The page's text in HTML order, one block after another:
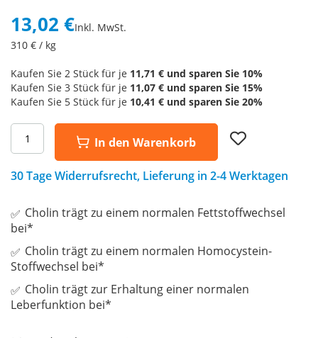
13,02 €Inkl. MwSt.
310 € / kg
Kaufen Sie 2 Stück für je 11,71 € und sparen Sie 10%
Kaufen Sie 3 Stück für je 11,07 € und sparen Sie 15%
Kaufen Sie 5 Stück für je 10,41 € und sparen Sie 20%
In den Warenkorb
List
30 Tage Widerrufsrecht, Lieferung in 2-4 Werktagen
Cholin trägt zu einem normalen Fettstoffwechsel
bei*
Cholin trägt zu einem normalen Homocystein-
Stoffwechsel bei*
Cholin trägt zur Erhaltung einer normalen
Leberfunktion bei*
images
gallery